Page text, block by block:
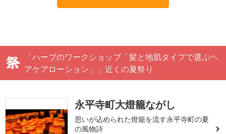
「ハーブのワークショップ「髪と地肌タイプで選ぶヘ
アケアローション」」近くの夏祭り
永平寺町大燈籠ながし
思いが込められた燈籠を流す永平寺町の夏
の風物詩